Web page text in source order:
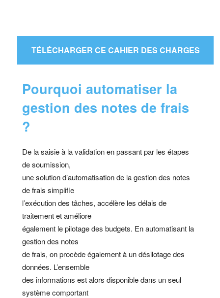
TÉLÉCHARGER CE CAHIER DES CHARGES
Pourquoi automatiser la
gestion des notes de frais
?
De la saisie à la validation en passant par les étapes
de soumission,
une solution d’automatisation de la gestion des notes
de frais simplifie
l’exécution des tâches, accélère les délais de
traitement et améliore
également le pilotage des budgets. En automatisant la
gestion des notes
de frais, on procède également à un désilotage des
données. L’ensemble
des informations est alors disponible dans un seul
système comportant